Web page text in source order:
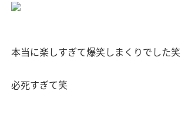
本当に楽しすぎて爆笑しまくりでした笑
必死すぎて笑